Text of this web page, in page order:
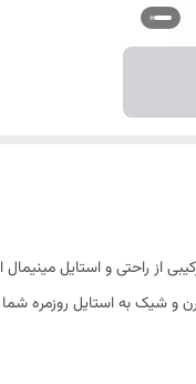
از راحتی و استایل
و شیک به استایل روزمره